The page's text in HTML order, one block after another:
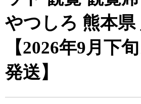
やつしろ 熊本県
【2026年9月下
発送】